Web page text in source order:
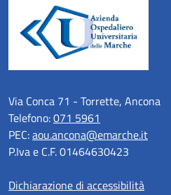
Via Conca 71 - Torrette, Ancona
Telefono:071 5961
PEC:aou.ancona@emarche.it
P.Iva e C.F. 01464630423
Dichiarazione di accessibilità